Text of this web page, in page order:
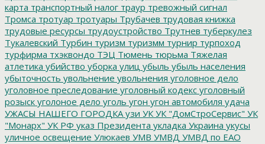
карта транспортный налог траур тревожный сигнал
Тромса тротуар тротуары Трубачев трудовая книжка
трудовые ресурсы трудоустройство Трутнев туберкулез
Тукалевский Турбин туризм туризмм турнир турпоход
турфирма тхэквондо ТЭЦ Тюмень тюрьма Тяжелая
атлетика убийство уборка улиц убыль убыль населения
убыточность увольнение увольнения уголовное дело
уголовное преследование уголовный кодекс уголовный
розыск уголоное дело уголь угон угон автомобиля удача
УЖАСЫ НАШЕГО ГОРОДКА узи УК УК "ДомСтроСервис" УК
"Монарх" УК РФ указ Президента укладка Украина укусы
уличное освещение Улюкаев УМВ УМВД УМВД по ЕАО